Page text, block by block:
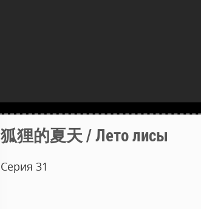
狐狸的夏天 / Лето лисы
Серия 31